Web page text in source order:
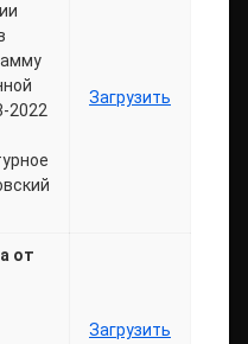
2022
Загрузить
от
Загрузить